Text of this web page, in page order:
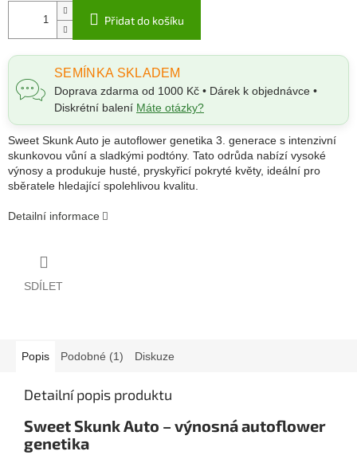
Přidat do košíku
SEMÍNKA SKLADEM
Doprava zdarma od 1000 Kč • Dárek k objednávce •
Diskrétní balení Máte otázky?
Sweet Skunk Auto je autoflower genetika 3. generace s intenzivní
skunkovou vůní a sladkými podtóny. Tato odrůda nabízí vysoké
výnosy a produkuje husté, pryskyřicí pokryté květy, ideální pro
sběratele hledající spolehlivou kvalitu.
Detailní informace
SDÍLET
Popis Podobné (1) Diskuze
Detailní popis produktu
Sweet Skunk Auto – výnosná autoflower
genetika